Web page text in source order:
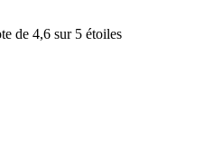
de 4,6 sur 5 étoiles